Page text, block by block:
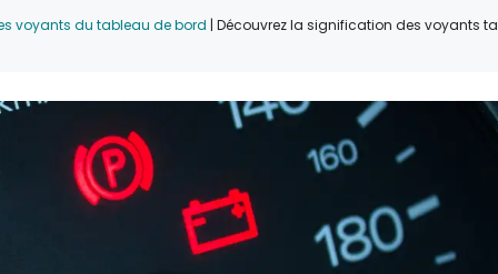
voyants du tableau de bord | Découvrez la signification des voyants